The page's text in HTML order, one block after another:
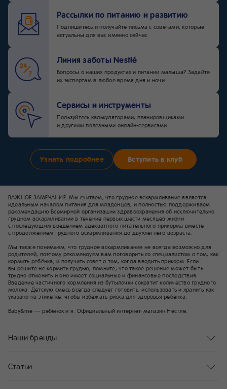
Рассылки по питанию и развитию
Подпишитесь и получайте письма с советами, которые
актуальны для вас именно сейчас
Линия заботы Nestlé
Вопросы о наших продуктах и питании малыша? Задайте
их экспертам в любое время дня и ночи
Сервисы и инструменты
Пользуйтесь калькуляторами, планировщиками
и другими полезными онлайн-сервисами
Узнать подробнее Вступить в клуб
ВАЖНОЕ ЗАМЕЧАНИЕ. Мы считаем, что грудное вскармливание является
идеальным началом питания для младенцев, и полностью поддерживаем
рекомендацию Всемирной организации здравоохранения об исключительно
грудном вскармливании в течение первых шести месяцев жизни
с последующим введением адекватного питательного прикорма вместе
с продолжением грудного вскармливания до двухлетнего возраста.
Мы также понимаем, что грудное вскармливание не всегда возможно для
родителей, поэтому рекомендуем вам поговорить со специалистом о том, как
кормить ребёнка, и получить совет о том, когда вводить прикорм. Если
вы решите не кормить грудью, помните, что такое решение может быть
трудно отменить и оно имеет социальные и финансовые последствия.
Введение частичного кормления из бутылочки сократит количество грудного
молока. Детскую смесь всегда следует готовить, использовать и хранить как
указано на этикетке, чтобы избежать риска для здоровья ребёнка.
Baby&me — ребёнок и я. Официальный интернет-магазин Нестле.
Наши бренды
Статьи